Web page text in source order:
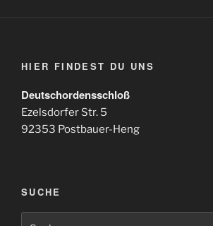
HIER FINDEST DU UNS
Deutschordensschloß
Ezelsdorfer Str. 5
92353 Postbauer-Heng
SUCHE